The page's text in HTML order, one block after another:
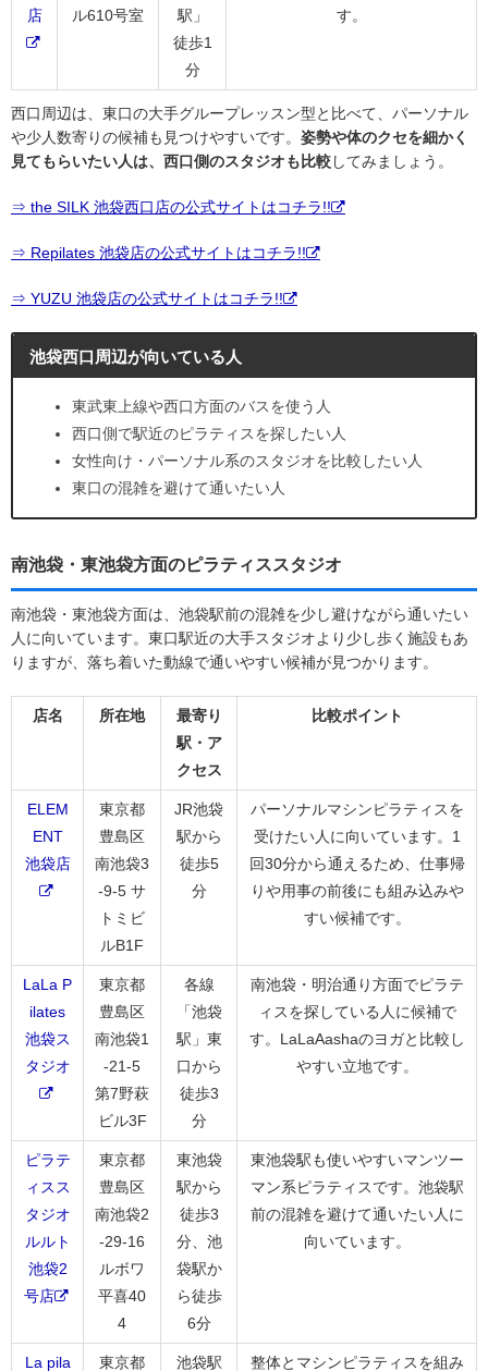
店
ル610号室
駅」
徒歩1
分
す。
西口周辺は、東口の大手グループレッスン型と比べて、パーソナル
や少人数寄りの候補も見つけやすいです。 姿勢や体のクセを細かく
見てもらいたい人は、西口側のスタジオも比較してみましょう。
⇒ the SILK 池袋西口店の公式サイトはコチラ!!
⇒ Repilates 池袋店の公式サイトはコチラ!!
⇒ YUZU 池袋店の公式サイトはコチラ!!
池袋西口周辺が向いている人
東武東上線や西口方面のバスを使う人
西口側で駅近のピラティスを探したい人
女性向け・パーソナル系のスタジオを比較したい人
東口の混雑を避けて通いたい人
南池袋・東池袋方面のピラティススタジオ
南池袋・東池袋方面は、池袋駅前の混雑を少し避けながら通いたい
人に向いています。東口駅近の大手スタジオより少し歩く施設もあ
りますが、落ち着いた動線で通いやすい候補が見つかります。
店名 所在地
最寄り
駅・ア
クセス
比較ポイント
ELEM
ENT
池袋店
東京都
豊島区
南池袋3
-9-5 サ
トミビ
ルB1F
JR池袋
駅から
徒歩5
分
パーソナルマシンピラティスを
受けたい人に向いています。1
回30分から通えるため、仕事帰
りや用事の前後にも組み込みや
すい候補です。
LaLa P
ilates
池袋ス
タジオ
東京都
豊島区
南池袋1
-21-5
第7野萩
ビル3F
各線
「池袋
駅」東
口から
徒歩3
分
南池袋・明治通り方面でピラテ
ィスを探している人に候補で
す。LaLaAashaのヨガと比較し
やすい立地です。
ピラテ
ィスス
タジオ
ルルト
池袋2
号店
東京都
豊島区
南池袋2
-29-16
ルボワ
平喜40
4
東池袋
駅から
徒歩3
分、池
袋駅か
ら徒歩
6分
東池袋駅も使いやすいマンツー
マン系ピラティスです。池袋駅
前の混雑を避けて通いたい人に
向いています。
La pila 東京都 池袋駅 整体とマシンピラティスを組み